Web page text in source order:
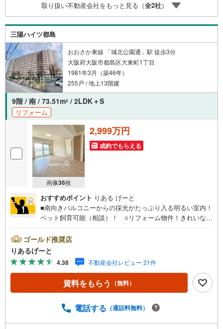
ます！【リフォーム相談】資格を持った専門スタッフがお
悩みに合わせてお話をうかがい、お客さまにぴったりの提
案を行います！■その他:物件相談、住宅ローン相談、ご質
問、気になること、何でもお気軽にご相談ください！
取り扱い不動産会社をもっと見る（全2社）
三陽ハイツ都島
おおさか東線 「城北公園通」駅 徒歩3分
大阪府大阪市都島区大東町1丁目
1981年3月（築46年）
255戸 / 地上13階建
9階 / 南 / 73.51m2 / 2LDK＋S
リフォーム
画像36枚
2,999万円
成約でもらえる
おすすめポイント りある げーと
■南向きバルコニーからの採光がたっぷり入る明るい室内！
ペット飼育可能（相談）！ ○リフォーム物件！きれいなお
歩2分！メトロ谷町線も利用可能!!■物件検討中のお客さ
ま！ちょっと見学してみたいだけなどでも内覧可能です！
売主さまの都合等で見学ができない場合がございます。お
気軽に「りあるげーと」までお問合わせ下さい！■「りある
げーと」が選ばれるポイント！■年中休まず営業中！いつで
も対応致します！・営業時間:9:00～21:00上記の時間帯
す！■各種相談、承ります！■【無料送迎】「小さなお子さ
ゴールド推奨店
りあるげーと
4.38 不動産会社レビュー 21件
資料をもらう （無料）
電話する （通話料無料）